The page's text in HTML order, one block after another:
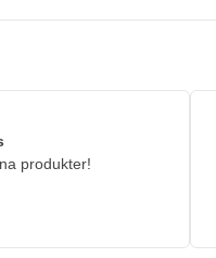
produkter!